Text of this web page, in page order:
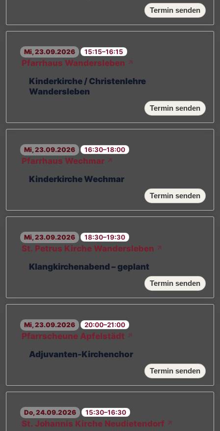
Termin senden
Mi, 23.09.2026 15:15–16:15
Pfarrhaus Wandersleben ↗
Kinderkirche / Christenlehre
Wandersleben
Termin senden
Mi, 23.09.2026 16:30–18:00
Pfarrhaus Wechmar ↗
Kinderkirche Wechmar
Termin senden
Mi, 23.09.2026 18:30–19:30
St. Petrus Kirche Wandersleben ↗
Klangkirchenabend – geplant
Termin senden
Mi, 23.09.2026 20:00–21:00
Pfarrscheune Apfelstädt ↗
Adjuvanten-Kirchenchor
Termin senden
Do, 24.09.2026 15:30–16:30
St. Johannis Kirche Neudietendorf ↗